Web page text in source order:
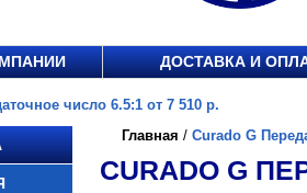
ДОСТАВКА И
число 6.5:1 от 7 510 р.
Главная / Curado G
CURADO G